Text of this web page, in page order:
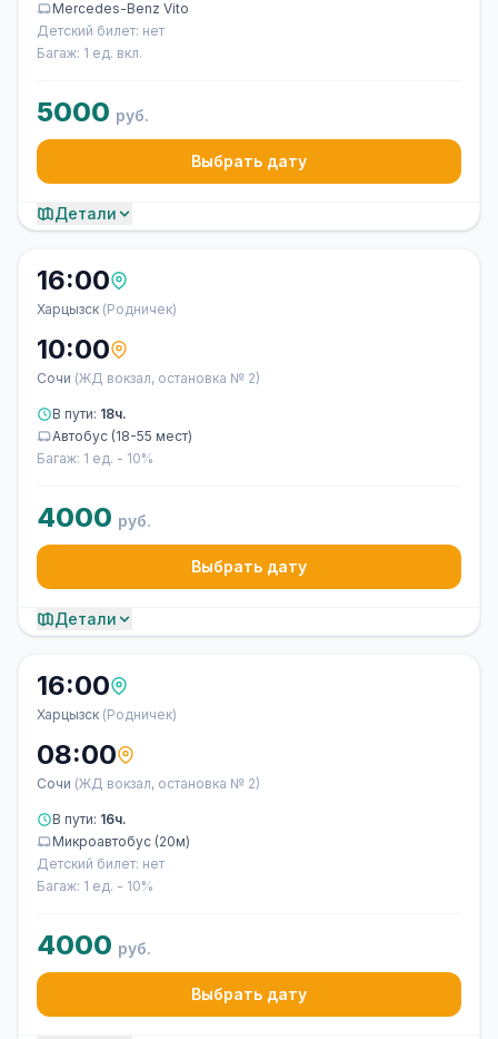
Mercedes-Benz Vito
Детский билет: нет
Багаж: 1 ед. вкл.
5000 руб.
Выбрать дату
Детали
16:00
Харцызск (Родничек)
10:00
Сочи (ЖД вокзал, остановка № 2)
В пути: 18ч.
Автобус (18-55 мест)
Багаж: 1 ед. - 10%
4000 руб.
Выбрать дату
Детали
16:00
Харцызск (Родничек)
08:00
Сочи (ЖД вокзал, остановка № 2)
В пути: 16ч.
Микроавтобус (20м)
Детский билет: нет
Багаж: 1 ед. - 10%
4000 руб.
Выбрать дату